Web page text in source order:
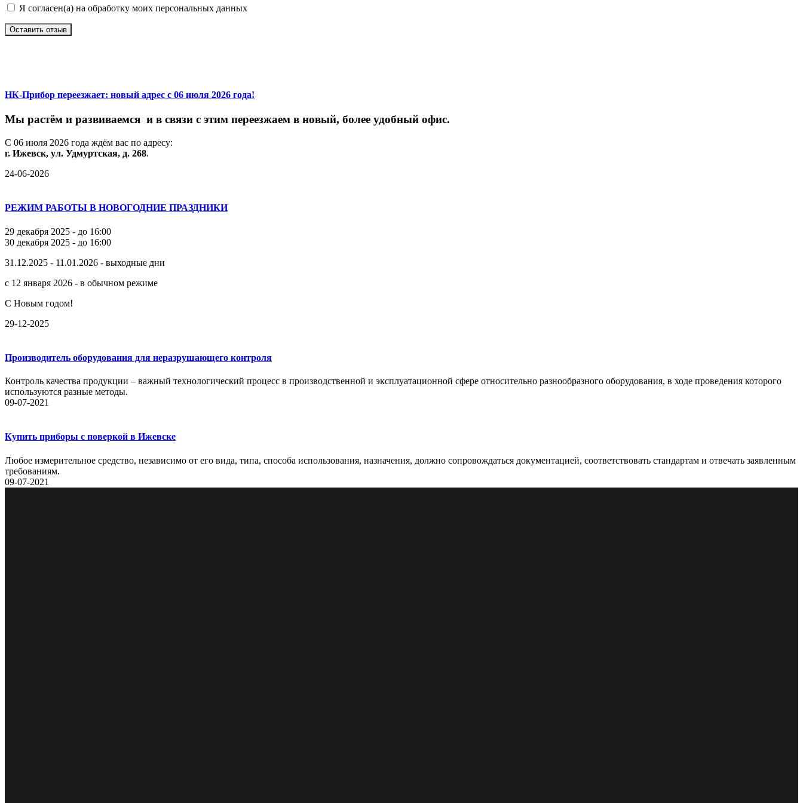
Я согласен(а) на обработку моих персональных данных
Оставить отзыв
НК-Прибор переезжает: новый адрес с 06 июля 2026 года!
Мы растём и развиваемся и в связи с этим переезжаем в новый, более удобный офис.
С 06 июля 2026 года ждём вас по адресу:
г. Ижевск, ул. Удмуртская, д. 268.
24-06-2026
РЕЖИМ РАБОТЫ В НОВОГОДНИЕ ПРАЗДНИКИ
29 декабря 2025 - до 16:00
30 декабря 2025 - до 16:00
31.12.2025 - 11.01.2026 - выходные дни
с 12 января 2026 - в обычном режиме
С Новым годом!
29-12-2025
Производитель оборудования для неразрушающего контроля
Контроль качества продукции – важный технологический процесс в производственной и эксплуатационной сфере относительно разнообразного оборудования, в ходе проведения которого
используются разные методы.
09-07-2021
Купить приборы с поверкой в Ижевске
Любое измерительное средство, независимо от его вида, типа, способа использования, назначения, должно сопровождаться документацией, соответствовать стандартам и отвечать заявленным
требованиям.
09-07-2021